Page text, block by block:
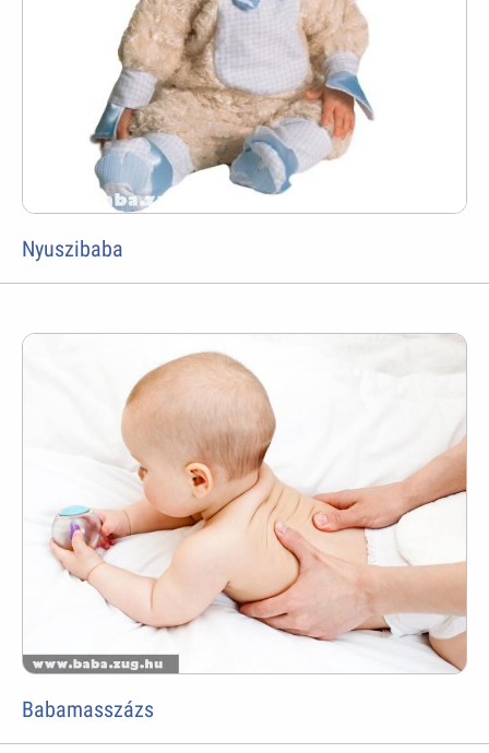
Nyuszibaba
Babamasszázs